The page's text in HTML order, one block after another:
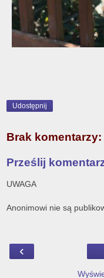
Udostępnij
Brak komentarzy:
Prześlij
UWAGA
Anonimowi nie są
‹